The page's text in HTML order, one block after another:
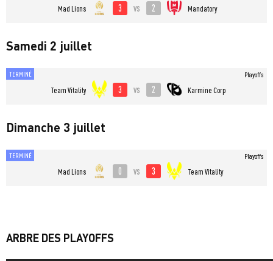
Mad Lions 3 vs 2 Mandatory
Samedi 2 juillet
TERMINÉ
Team Vitality 3 vs 2 Karmine Corp
Playoffs
Dimanche 3 juillet
TERMINÉ
Mad Lions 0 vs 3 Team Vitality
Playoffs
ARBRE DES PLAYOFFS